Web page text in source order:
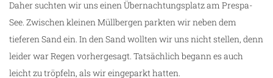
Daher suchten wir uns einen Übernachtungsplatz am Prespa-
See. Zwischen kleinen Müllbergen parkten wir neben dem
tieferen Sand ein. In den Sand wollten wir uns nicht stellen, denn
leider war Regen vorhergesagt. Tatsächlich begann es auch
leicht zu tröpfeln, als wir eingeparkt hatten.